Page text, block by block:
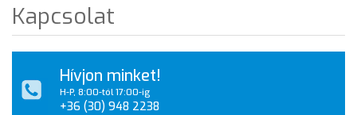
Kapcsolat
Hívjon minket!
H-P, 8:00-tól 17:00-ig
+36 (30) 948 2238